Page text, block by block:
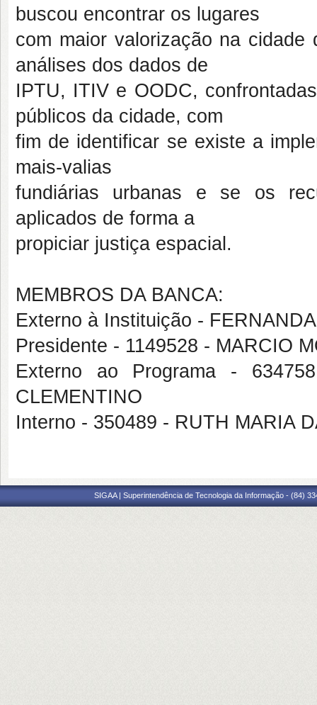
buscou encontrar os lugares
com maior valorização na
análises dos dados de
IPTU, ITIV e OODC,
públicos da cidade, com
fim de identificar se existe a
mais-valias
fundiárias urbanas e se os
aplicados de forma a
propiciar justiça espacial.
MEMBROS DA BANCA:
Externo à Instituição -
Presidente - 1149528 - MARCIO
Externo ao Programa -
CLEMENTINO
Interno - 350489 - RUTH MARIA
SIGAA | Superintendência de Tecnologia da Informação - (84)